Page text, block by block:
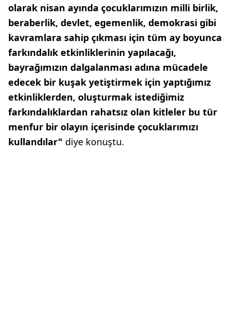
olarak nisan ayında çocuklarımızın milli birlik,
beraberlik, devlet, egemenlik, demokrasi gibi
kavramlara sahip çıkması için tüm ay boyunca
farkındalık etkinliklerinin yapılacağı,
bayrağımızın dalgalanması adına mücadele
edecek bir kuşak yetiştirmek için yaptığımız
etkinliklerden, oluşturmak istediğimiz
farkındalıklardan rahatsız olan kitleler bu tür
menfur bir olayın içerisinde çocuklarımızı
kullandılar" diye konuştu.